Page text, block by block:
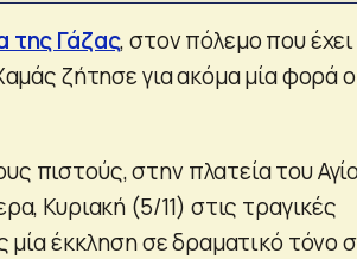
της Γάζας, στον πόλεμο που έχει
ζήτησε για ακόμα μία φορά ο
πιστούς, στην πλατεία του
Κυριακή (5/11) στις τραγικές
έκκληση σε δραματικό τόνο